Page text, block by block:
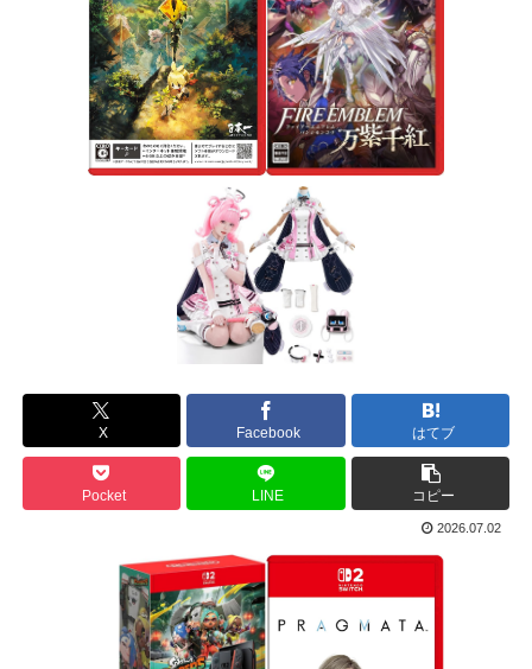
X Facebook はてブ
Pocket LINE コピー
2026.07.02